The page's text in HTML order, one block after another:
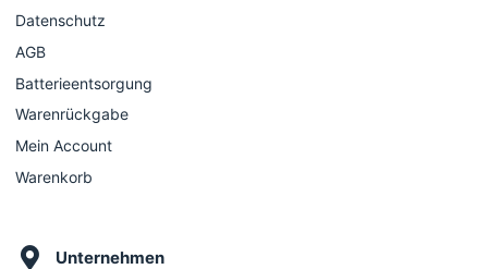
Datenschutz
AGB
Batterieentsorgung
Warenrückgabe
Mein Account
Warenkorb
Unternehmen